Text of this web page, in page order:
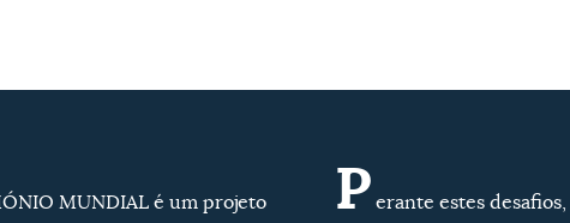
MUNDIAL é um projeto
P erante estes